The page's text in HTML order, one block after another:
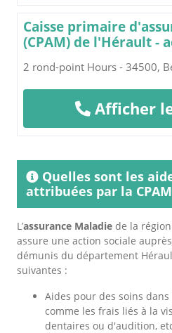
Caisse primaire
(CPAM) de l'Hérault -
2 rond-point Hours - 34500,
Afficher
Quelles sont les
attribuées par la
L’assurance Maladie de la
assure une action sociale
démunis du département
suivantes :
Aides pour des soins
comme les frais liés à la
dentaires ou d'audition,